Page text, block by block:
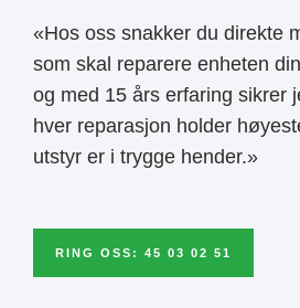
«Hos oss snakker du direkte
som skal reparere enheten
og med 15 års erfaring sikrer
hver reparasjon holder
utstyr er i trygge hender.»
RING OSS: 45 03 02 51